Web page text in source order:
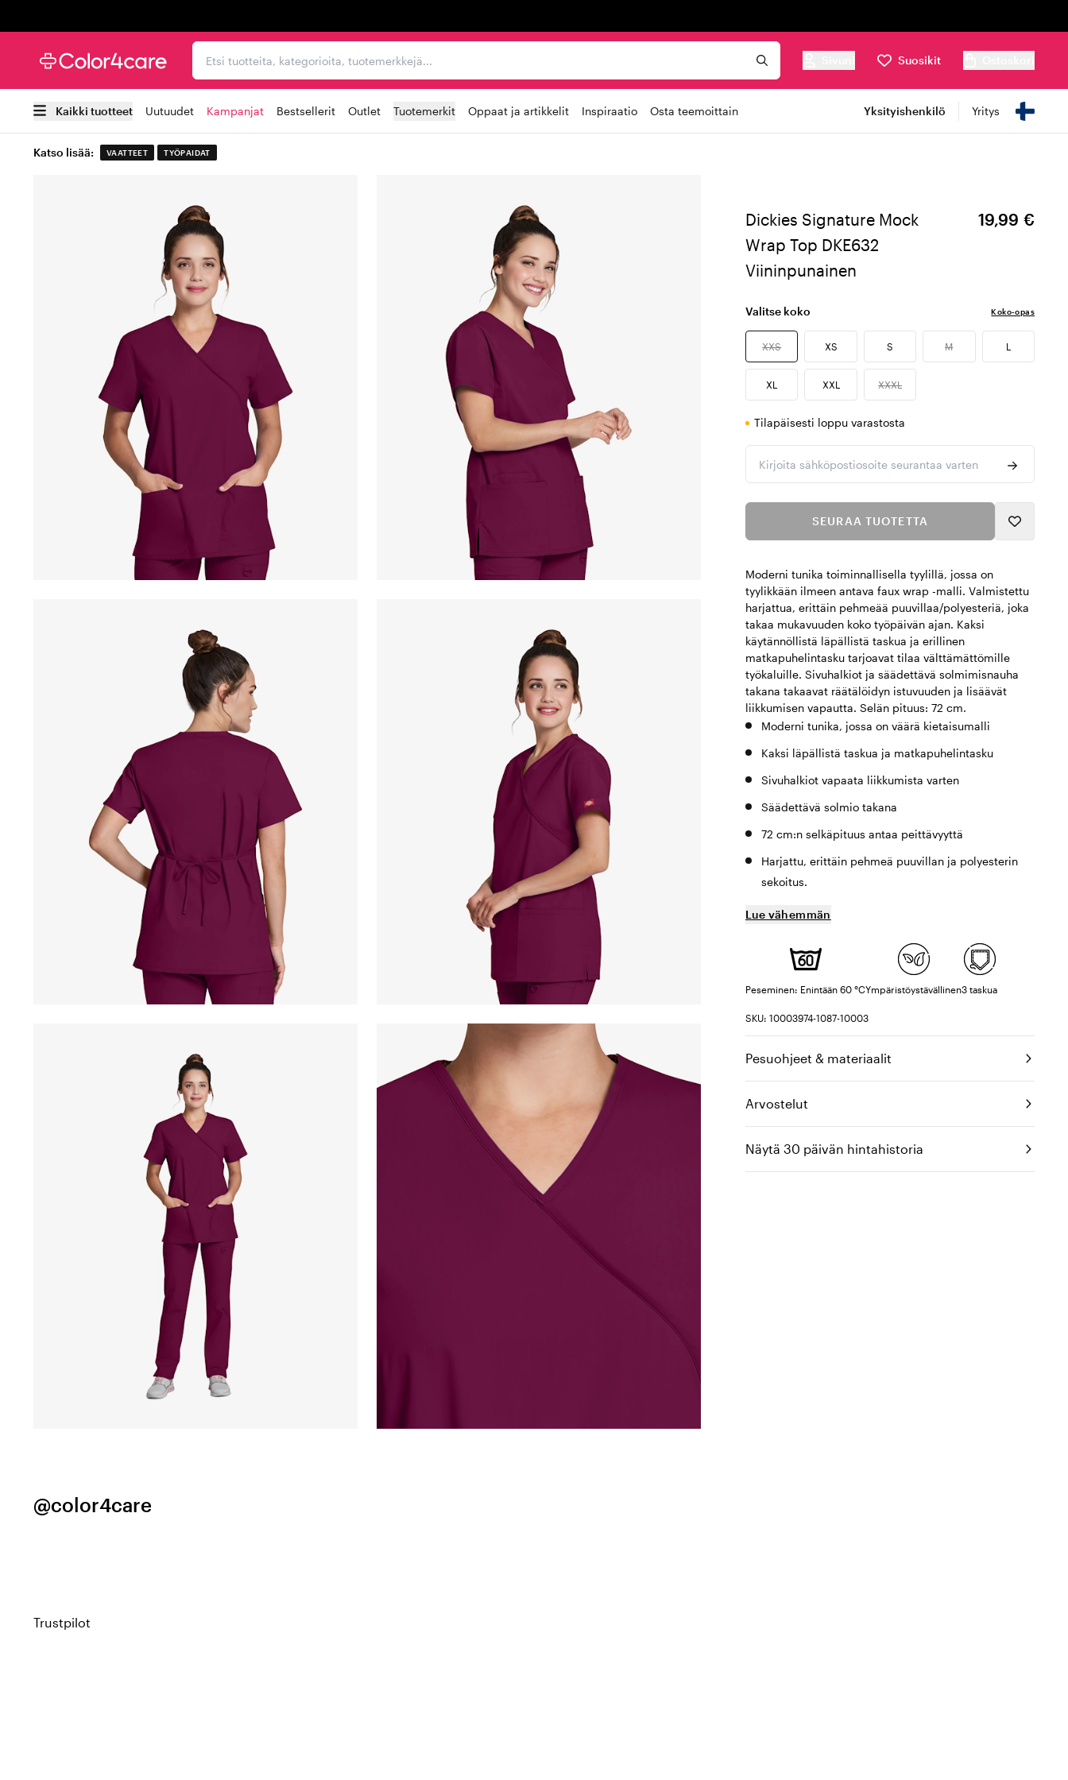
Etsi tuotteita, kategorioita, tuotemerkkejä...
Suosikit
Kaikki tuotteet Uutuudet Kampanjat Bestsellerit Outlet Tuotemerkit Oppaat ja artikkelit Inspiraatio Osta teemoittain Yksityishenkilö Yritys
Katso lisää: VAATTEET TYÖPAIDAT
Dickies Signature Mock
Wrap Top DKE632
Viininpunainen
19,99 €
Valitse koko Koko-opas
XXS XS S M L
XL XXL XXXL
Tilapäisesti loppu varastosta
SEURAA TUOTETTA
Moderni tunika toiminnallisella tyylillä, jossa on
tyylikkään ilmeen antava faux wrap -malli. Valmistettu
harjattua, erittäin pehmeää puuvillaa/polyesteriä, joka
takaa mukavuuden koko työpäivän ajan. Kaksi
käytännöllistä läpällistä taskua ja erillinen
matkapuhelintasku tarjoavat tilaa välttämättömille
työkaluille. Sivuhalkiot ja säädettävä solmimisnauha
takana takaavat räätälöidyn istuvuuden ja lisäävät
liikkumisen vapautta. Selän pituus: 72 cm.
Moderni tunika, jossa on väärä kietaisumalli
Kaksi läpällistä taskua ja matkapuhelintasku
Sivuhalkiot vapaata liikkumista varten
Säädettävä solmio takana
72 cm:n selkäpituus antaa peittävyyttä
Harjattu, erittäin pehmeä puuvillan ja polyesterin
sekoitus.
Lue vähemmän
Peseminen: Enintään 60 °CYmpäristöystävällinen3 taskua
SKU: 10003974-1087-10003
Pesuohjeet & materiaalit
Arvostelut
Näytä 30 päivän hintahistoria
@color4care
Trustpilot